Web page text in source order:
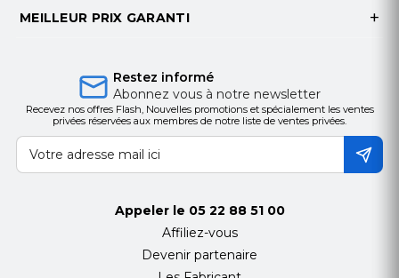
Capacité d'alimentation
Indice de consommation d'énergie sur coupure
600 Joules
Efficacité
98% Eco mode, 94% online
mode
Facteur d'alimentation
Acide de plomb
Autonomie (max.)
3.5 min à pleine charge
9 min à demi-charge
MEILLEUR PRIX GARANTI
Restez informé
Abonnez vous à notre newsletter
Recevez nos offres Flash, Nouvelles promotions et spécialement les ventes
privées réservées aux membres de notre liste de ventes privées.
Appeler le 05 22 88 51 00
Affiliez-vous
Devenir partenaire